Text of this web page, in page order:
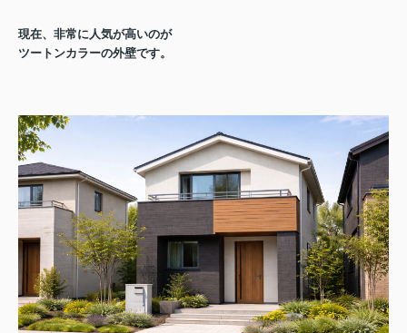
現在、非常に人気が高いのが
ツートンカラーの外壁です。